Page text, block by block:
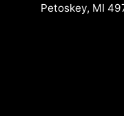
Petoskey, MI